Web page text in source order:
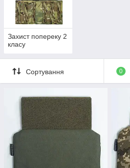
Захист попереку 2
класу
Сортування 0